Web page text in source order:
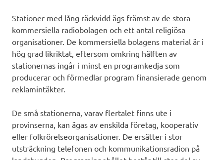
Stationer med lång räckvidd ägs främst av de stora
kommersiella radiobolagen och ett antal religiösa
organisationer. De kommersiella bolagens material är i
hög grad likriktat, eftersom omkring hälften av
stationernas ingår i minst en programkedja som
producerar och förmedlar program finansierade genom
reklamintäkter.
De små stationerna, varav flertalet finns ute i
provinserna, kan ägas av enskilda företag, kooperativ
eller folkrörelseorganisationer. De ersätter i stor
utsträckning telefonen och kommunikationsradion på